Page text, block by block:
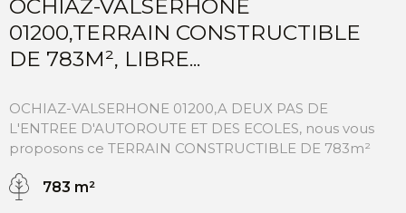
OCHIAZ-VALSERHONE
01200,TERRAIN CONSTRUCTIBLE
DE 783M², LIBRE...
OCHIAZ-VALSERHONE 01200,A DEUX PAS DE
L'ENTREE D'AUTOROUTE ET DES ECOLES, nous vous
proposons ce TERRAIN CONSTRUCTIBLE DE 783m²
réaliser un projet familial avec une maison ou
783 m²